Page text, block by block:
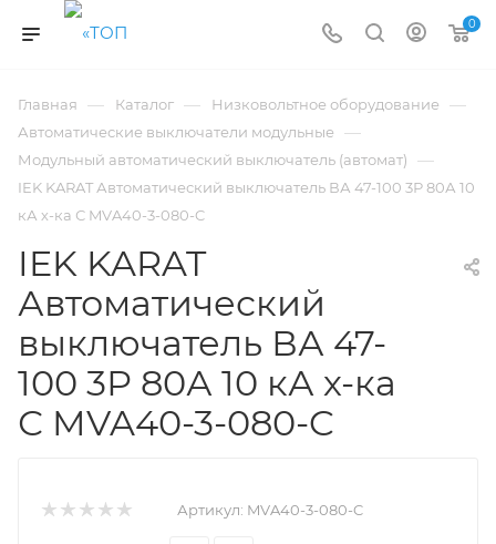
0
Главная — Каталог — Низковольтное оборудование —
Автоматические выключатели модульные —
Модульный автоматический выключатель (автомат) —
IEK KARAT Автоматический выключатель ВА 47-100 3Р 80А 10
кА х-ка С MVA40-3-080-C
IEK KARAT
Автоматический
выключатель ВА 47-
100 3Р 80А 10 кА х-ка
С MVA40-3-080-C
Артикул: MVA40-3-080-C